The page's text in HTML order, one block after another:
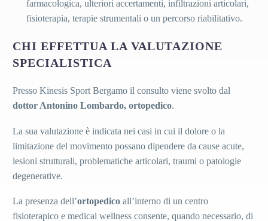
farmacologica, ulteriori accertamenti, infiltrazioni articolari,
fisioterapia, terapie strumentali o un percorso riabilitativo.
CHI EFFETTUA LA VALUTAZIONE
SPECIALISTICA
Presso Kinesis Sport Bergamo il consulto viene svolto dal
dottor Antonino Lombardo, ortopedico.
La sua valutazione è indicata nei casi in cui il dolore o la
limitazione del movimento possano dipendere da cause acute,
lesioni strutturali, problematiche articolari, traumi o patologie
degenerative.
La presenza dell’ortopedico all’interno di un centro
fisioterapico e medical wellness consente, quando necessario, di